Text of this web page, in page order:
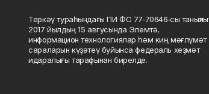
Теркәү тураһындағы ПИ ФС 77‑70646‑сы таныҡлыҡ
2017 йылдың 15 авгусында Элемтә,
информацион технологиялар һәм киң мәғлүмәт
сараларын күҙәтеү буйынса федераль хеҙмәт
идаралығы тарафынан бирелде.